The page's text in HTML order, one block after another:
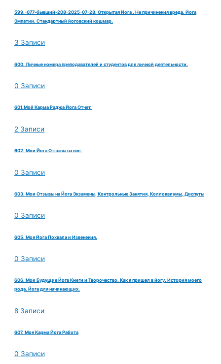
599.-077-бывший-208-2025-07-28. Открытая Йога . Не причинения вреда. Йога
Эмпатии. Стандартный йоговский кошмар.
3 Записи
600. Личные номера преподавателей и студентов для личной деятельности.
0 Записи
601.Мой Карма Раджа Йога Отчет.
2 Записи
602. Мои Йога Отзывы на все.
0 Записи
603. Мои Отзывы на Йога Экзамены, Контрольные Занятия, Коллоквиумы, Диспуты
0 Записи
605. Моя Йога Похвала и Извенения.
0 Записи
606. Мои Будущие Йога Книги и Творочество. Как я пришел в йогу. История моего
рода. Йога для начинающих.
8 Записи
607. Моя Карма Йога Работа
0 Записи